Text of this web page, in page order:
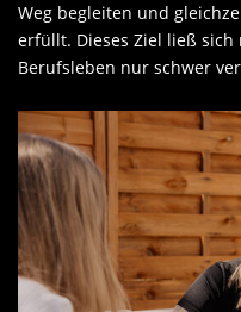
Weg begleiten und
erfüllt. Dieses Ziel ließ
Berufsleben nur schwer